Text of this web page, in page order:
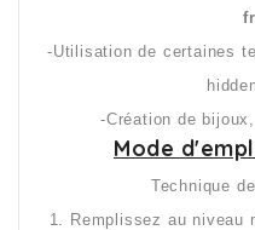
-Utilisation de certaines
-Création de
Mode
Technique
1. Remplissez au niveau